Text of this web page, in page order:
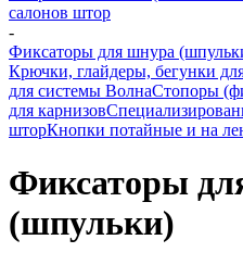
салонов штор
-
Фиксаторы для шнура
Крючки, глайдеры, бегунки
для системы ВолнаСтопоры
для карнизов
шторКнопки потайные и на
Фиксаторы
(шпульки)